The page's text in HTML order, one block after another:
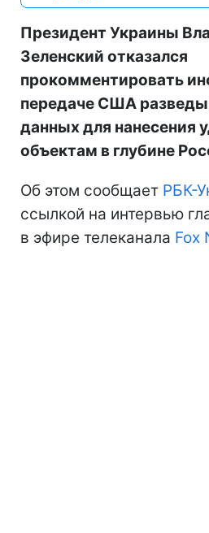
Президент Украины
Зеленский отказался
прокомментировать
передаче США
данных для нанесения
объектам в глубине
Об этом сообщает РБК-
ссылкой на интервью
в эфире телеканала Fox